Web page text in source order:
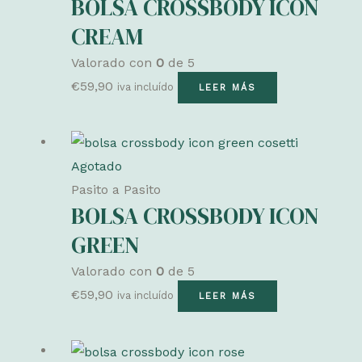
BOLSA CROSSBODY ICON
CREAM
Valorado con 0 de 5
€59,90 iva incluído LEER MÁS
Agotado
Pasito a Pasito
BOLSA CROSSBODY ICON
GREEN
Valorado con 0 de 5
€59,90 iva incluído LEER MÁS